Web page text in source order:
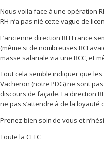
Nous voila face à une opération
RH n’a pas nié cette vague de
L’ancienne direction RH France
(même si de nombreuses RCI
masse salariale via une RCC, et
Tout cela semble indiquer que les
Vacheron (notre PDG) ne sont
discours de façade. La direction
ne pas s’attendre à de la loyauté
Prenez bien soin de vous et
Toute la CFTC